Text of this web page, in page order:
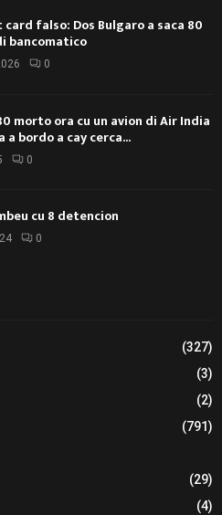
falso: Dos Bulgaro a saca 80
bancomatico
0
morto ora cu un avion di Air India
a bordo a cay cerca...
0
cu 8 detencion
0
(327)
(3)
(2)
(791)
(29)
(4)